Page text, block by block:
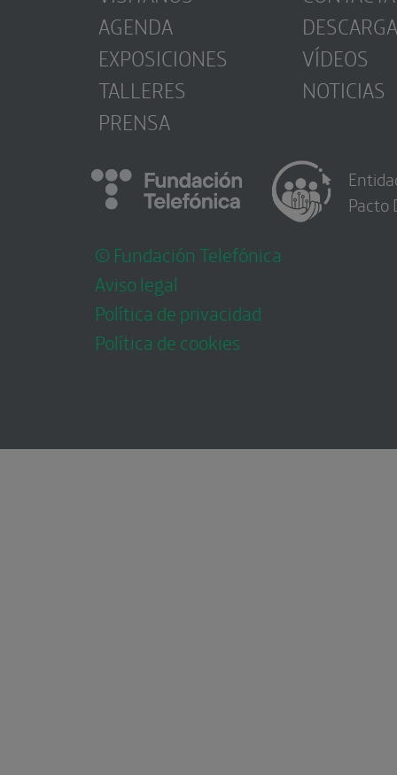
AGENDA
EXPOSICIONES
TALLERES
PRENSA
VÍDEOS
NOTICIAS
© Fundación Telefónica
Aviso legal
Política de privacidad
Política de cookies
Pacto